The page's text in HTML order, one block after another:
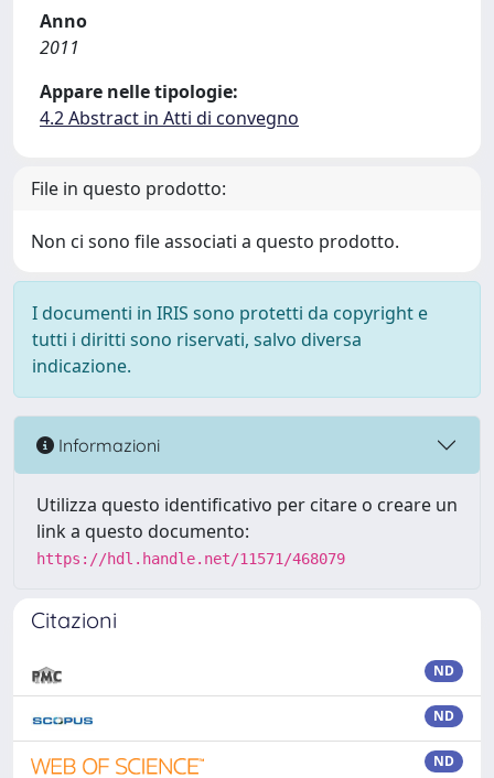
Anno
2011
Appare nelle tipologie:
4.2 Abstract in Atti di convegno
File in questo prodotto:
Non ci sono file associati a questo prodotto.
I documenti in IRIS sono protetti da copyright e
tutti i diritti sono riservati, salvo diversa
indicazione.
Informazioni
Utilizza questo identificativo per citare o creare un
link a questo documento:
https://hdl.handle.net/11571/468079
Citazioni
ND
ND
ND